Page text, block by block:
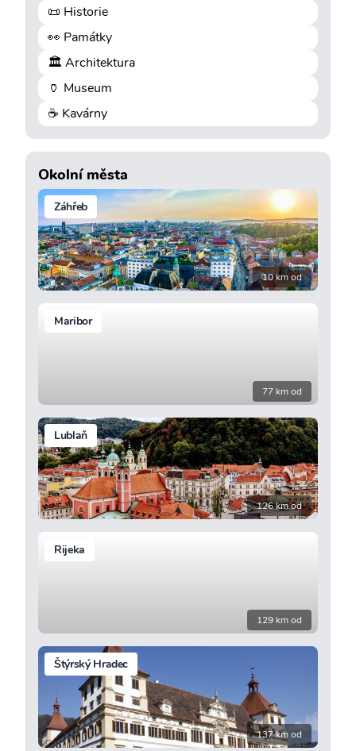
📜 Historie
👀 Památky
🏛️ Architektura
🏺 Museum
☕ Kavárny
Okolní města
Záhřeb
10 km od
Maribor
77 km od
Lublaň
126 km od
Rijeka
129 km od
Štýrský Hradec
137 km od